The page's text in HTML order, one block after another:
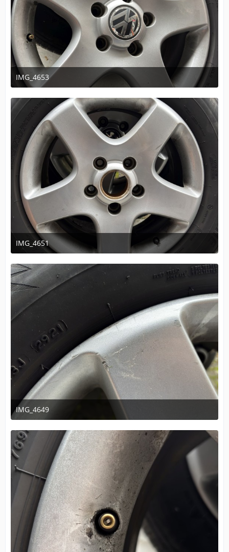
IMG_4653
14. November 2025 um 16:16
IMG_4651
14. November 2025 um 16:16
IMG_4649
14. November 2025 um 16:16